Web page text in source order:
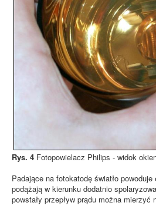
Rys. 4 Fotopowielacz Philips - widok
Padające na fotokatodę światło
podążają w kierunku dodatnio
powstały przepływ prądu można mierzyć